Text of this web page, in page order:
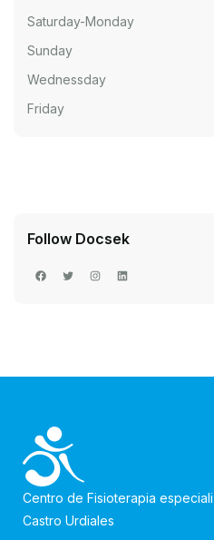
Saturday-Monday
Sunday
Wednessday
Friday
Follow Docsek
Centro de Fisioterapia
Castro Urdiales